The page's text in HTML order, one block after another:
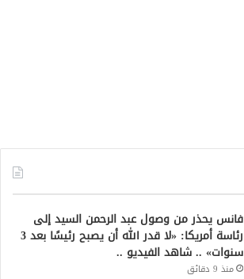
فانس يحذر من وصول عبد الرحمن السيد إلى
رئاسة أمريكا: «لا قدر الله أن يصبح رئيسًا بعد 3
سنوات» .. شاهد الفيديو ..
منذ 9 دقائق